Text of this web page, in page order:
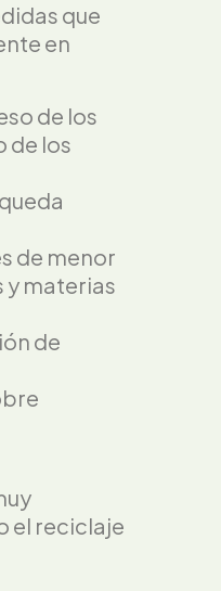
que
en
de los
de los
de menor
y materias
de
el reciclaje